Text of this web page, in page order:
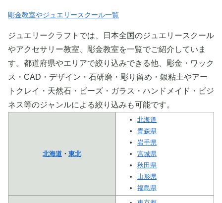
彫金教室やジュエリースクール一覧
ジュエリークラフトでは、日本全国のジュエリースクール
やアクセサリー教室、彫金教室を一覧でご紹介していま
す。都道府県やエリアで絞り込みできる他、彫金・ワック
ス・CAD・デザイン・石研磨・彫り留め・銀粘土やアー
トクレイ・天然石・ビーズ・ガラス・ハンドメイド・ビジ
ネス等のジャンルによる絞り込みも可能です。
北海道 ・ 東北
北海道
青森県
岩手県
宮城県
秋田県
山形県
福島県